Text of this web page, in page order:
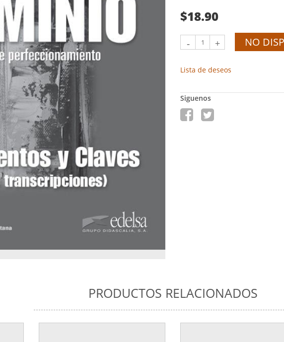
$18.90
- + NO
Lista de deseos
Siguenos
PRODUCTOS RELACIONADOS